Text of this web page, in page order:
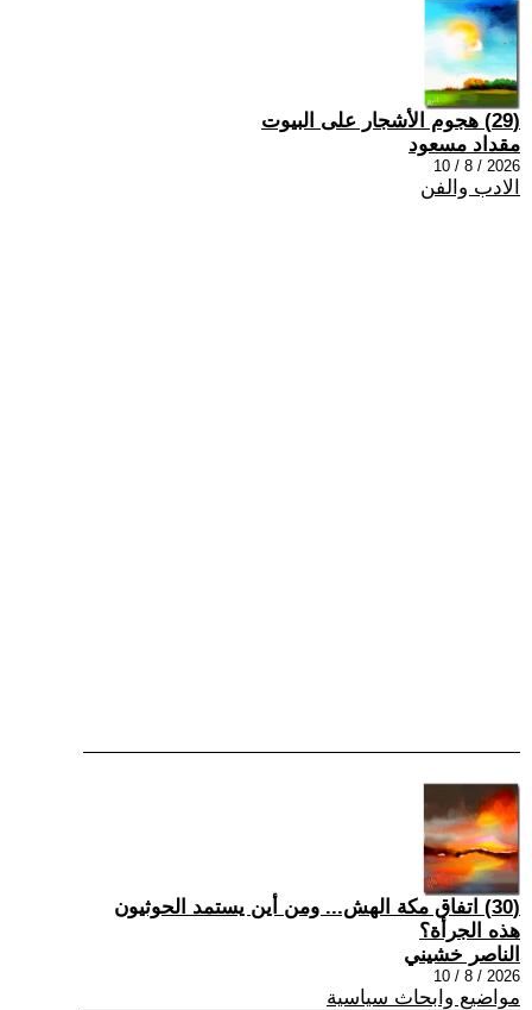
(29) هجوم الأشجار على البيوت
مقداد مسعود
2026 / 8 / 10
الادب والفن
(30) اتفاق مكة الهش... ومن أين يستمد الحوثيون
هذه الجرأة؟
الناصر خشيني
2026 / 8 / 10
مواضيع وابحاث سياسية